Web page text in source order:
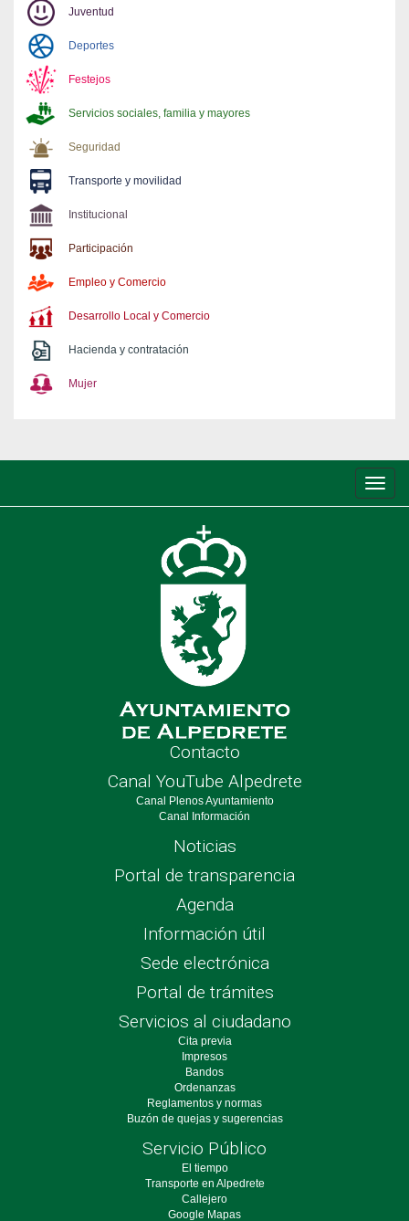
Juventud
Deportes
Festejos
Servicios sociales, familia y mayores
Seguridad
Transporte y movilidad
Institucional
Participación
Empleo y Comercio
Desarrollo Local y Comercio
Hacienda y contratación
Mujer
de
Contacto
Canal YouTube Alpedrete
Canal Plenos Ayuntamiento
Canal Información
Noticias
Portal de transparencia
Agenda
Información útil
Sede electrónica
Portal de trámites
Servicios al ciudadano
Cita previa
Impresos
Bandos
Ordenanzas
Reglamentos y normas
Buzón de quejas y sugerencias
Servicio Público
El tiempo
Transporte en Alpedrete
Callejero
Google Mapas